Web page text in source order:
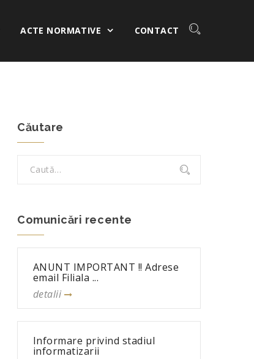
ACTE NORMATIVE CONTACT
Căutare
Comunicări recente
ANUNT IMPORTANT !! Adrese
email Filiala ...
detalii
Informare privind stadiul
informatizarii